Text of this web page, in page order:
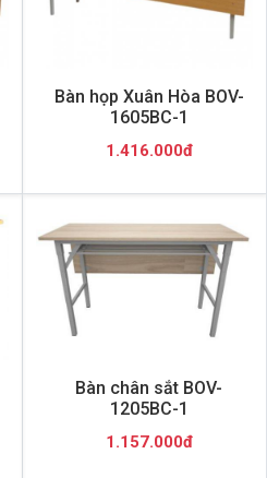
Bàn họp Xuân Hòa BOV-
1605BC-1
1.416.000đ
Bàn chân sắt BOV-
1205BC-1
1.157.000đ